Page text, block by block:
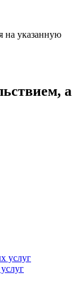
на указанную
а
услуг